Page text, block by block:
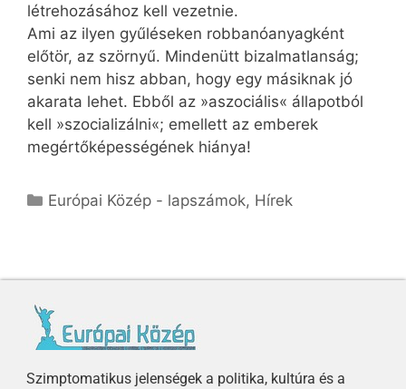
létrehozásához kell vezetnie.
Ami az ilyen gyűléseken robbanóanyagként
előtör, az szörnyű. Mindenütt bizalmatlanság;
senki nem hisz abban, hogy egy másiknak jó
akarata lehet. Ebből az »aszociális« állapotból
kell »szocializálni«; emellett az emberek
megértőképességének hiánya!
Európai Közép - lapszámok, Hírek
Szimptomatikus jelenségek a politika, kultúra és a